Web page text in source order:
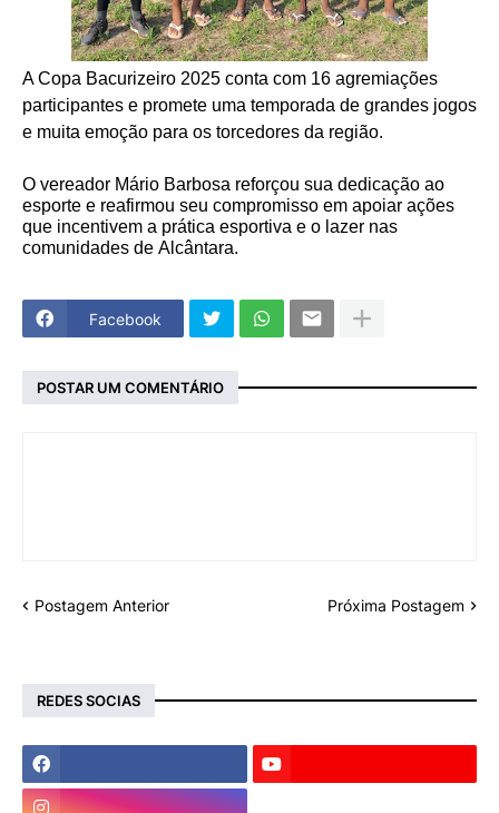
A Copa Bacurizeiro 2025 conta com 16 agremiações
participantes e promete uma temporada de grandes jogos
e muita emoção para os torcedores da região.
O vereador Mário Barbosa reforçou sua dedicação ao
esporte e reafirmou seu compromisso em apoiar ações
que incentivem a prática esportiva e o lazer nas
comunidades de Alcântara.
Facebook
POSTAR UM COMENTÁRIO
Postagem Anterior Próxima Postagem
REDES SOCIAS